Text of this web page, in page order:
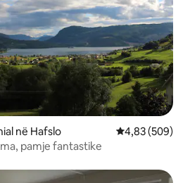
në Hafslo Vlerësimi
4,83 (509)
pamje fantastike